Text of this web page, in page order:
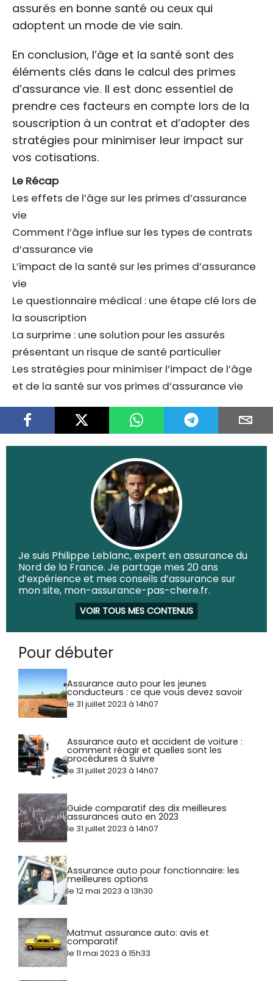
assurés en bonne santé ou ceux qui
adoptent un mode de vie sain.
En conclusion, l’âge et la santé sont des
éléments clés dans le calcul des primes
d’assurance vie. Il est donc essentiel de
prendre ces facteurs en compte lors de la
souscription à un contrat et d’adopter des
stratégies pour minimiser leur impact sur
vos cotisations.
Le Récap
Les effets de l’âge sur les primes d’assurance
vie
Comment l’âge influe sur les types de contrats
d’assurance vie
L’impact de la santé sur les primes d’assurance
vie
Le questionnaire médical : une étape clé lors de
la souscription
La surprime : une solution pour les assurés
présentant un risque de santé particulier
Les stratégies pour minimiser l’impact de l’âge
et de la santé sur vos primes d’assurance vie
Je suis Philippe Leblanc, expert en assurance du
Nord de la France. Je partage mes 20 ans
d’expérience et mes conseils d’assurance sur
mon site, mon-assurance-pas-chere.fr.
VOIR TOUS MES CONTENUS
Pour débuter
Assurance auto pour les jeunes
conducteurs : ce que vous devez savoir
le 31 juillet 2023 à 14h07
Assurance auto et accident de voiture :
comment réagir et quelles sont les
procédures à suivre
le 31 juillet 2023 à 14h07
Guide comparatif des dix meilleures
assurances auto en 2023
le 31 juillet 2023 à 14h07
Assurance auto pour fonctionnaire: les
meilleures options
le 12 mai 2023 à 13h30
Matmut assurance auto: avis et
comparatif
le 11 mai 2023 à 15h33